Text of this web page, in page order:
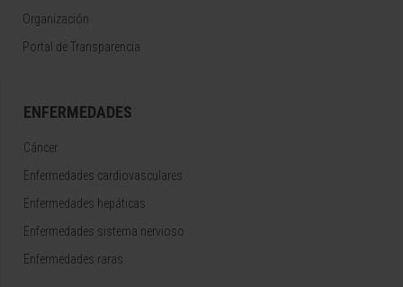
Organización
Portal de Transparencia
ENFERMEDADES
Cáncer
Enfermedades cardiovasculares
Enfermedades hepáticas
Enfermedades sistema nervioso
Enfermedades raras